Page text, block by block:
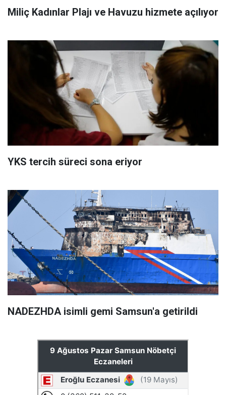
Miliç Kadınlar Plajı ve Havuzu hizmete açılıyor
YKS tercih süreci sona eriyor
NADEZHDA isimli gemi Samsun'a getirildi